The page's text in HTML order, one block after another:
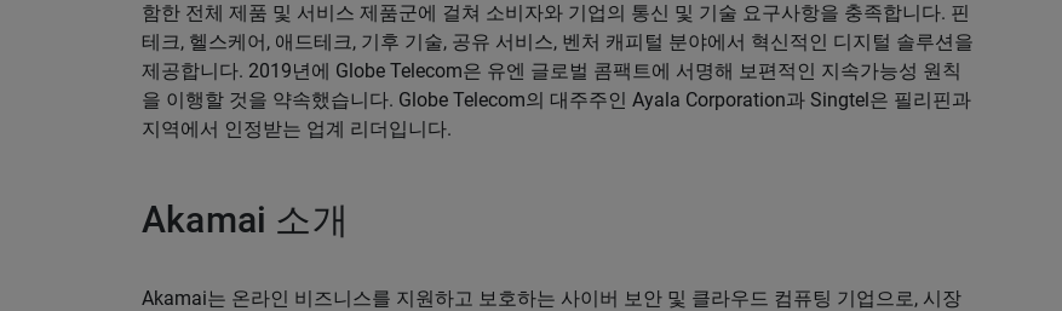
함한 전체 제품 및 서비스 제품군에 걸쳐 소비자와 기업의 통신 및 기술 요구사항을 충족합니다. 핀
테크, 헬스케어, 애드테크, 기후 기술, 공유 서비스, 벤처 캐피털 분야에서 혁신적인 디지털 솔루션을
제공합니다. 2019년에 Globe Telecom은 유엔 글로벌 콤팩트에 서명해 보편적인 지속가능성 원칙
을 이행할 것을 약속했습니다. Globe Telecom의 대주주인 Ayala Corporation과 Singtel은 필리핀과
지역에서 인정받는 업계 리더입니다.
Akamai 소개
Akamai는 온라인 비즈니스를 지원하고 보호하는 사이버 보안 및 클라우드 컴퓨팅 기업으로, 시장